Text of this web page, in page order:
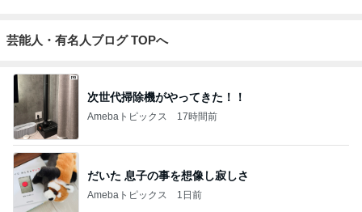
芸能人・有名人ブログ TOPへ
次世代掃除機がやってきた！！
Amebaトピックス 17時間前
だいた 息子の事を想像し寂しさ
Amebaトピックス 1日前